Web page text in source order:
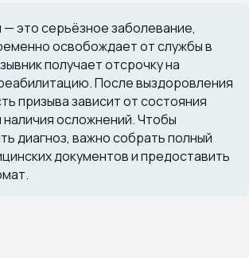
это серьёзное заболевание,
освобождает от службы в
получает отсрочку на
После выздоровления
призыва зависит от состояния
наличия осложнений. Чтобы
диагноз, важно собрать полный
документов и предоставить